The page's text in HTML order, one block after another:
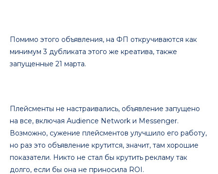
Помимо этого объявления, на ФП откручиваются как
минимум 3 дубликата этого же креатива, также
запущенные 21 марта.
Плейсменты не настраивались, объявление запущено
на все, включая Audience Network и Messenger.
Возможно, сужение плейсментов улучшило его работу,
но раз это объявление крутится, значит, там хорошие
показатели. Никто не стал бы крутить рекламу так
долго, если бы она не приносила ROI.